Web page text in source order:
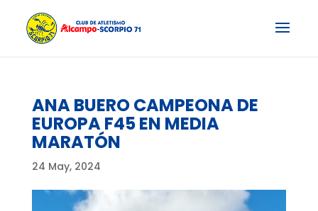
ANA BUERO CAMPEONA DE
EUROPA F45 EN MEDIA
MARATÓN
24 May, 2024